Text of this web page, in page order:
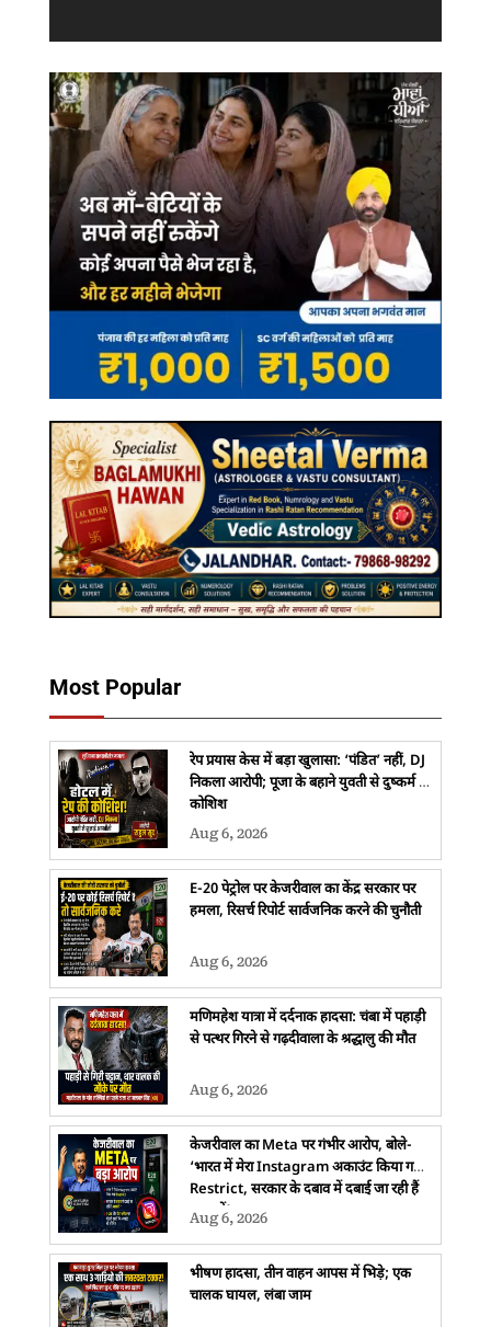
Most Popular
रेप प्रयास केस में बड़ा खुलासा: ‘पंडित’ नहीं, DJ
निकला आरोपी; पूजा के बहाने युवती से दुष्कर्म की
कोशिश
Aug 6, 2026
E-20 पेट्रोल पर केजरीवाल का केंद्र सरकार पर
हमला, रिसर्च रिपोर्ट सार्वजनिक करने की चुनौती
Aug 6, 2026
मणिमहेश यात्रा में दर्दनाक हादसा: चंबा में पहाड़ी
से पत्थर गिरने से गढ़दीवाला के श्रद्धालु की मौत
Aug 6, 2026
केजरीवाल का Meta पर गंभीर आरोप, बोले-
‘भारत में मेरा Instagram अकाउंट किया गया
Restrict, सरकार के दबाव में दबाई जा रही हैं
आवाजें’
Aug 6, 2026
भीषण हादसा, तीन वाहन आपस में भिड़े; एक
चालक घायल, लंबा जाम